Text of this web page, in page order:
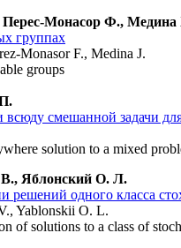
Монасор Ф., Медина
группах
Monasor F., Medina J.
groups
всюду смешанной задачи
solution to a mixed
Яблонский О. Л.
решений одного класса
Yablonskii O. L.
of solutions to a class of